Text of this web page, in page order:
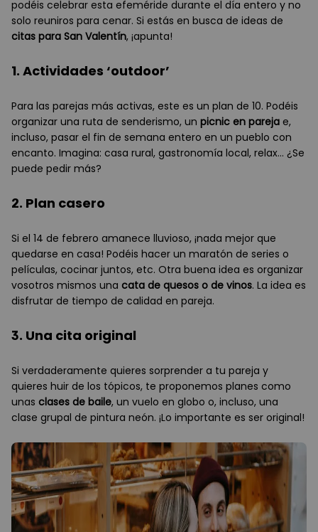
podéis celebrar esta efeméride durante el día entero y no
solo reuniros para cenar. Si estás en busca de ideas de
citas para San Valentín, ¡apunta!
1. Actividades ‘outdoor’
Para las parejas más activas, este es un plan de 10. Podéis
organizar una ruta de senderismo, un picnic en pareja e,
incluso, pasar el fin de semana entero en un pueblo con
encanto. Imagina: casa rural, gastronomía local, relax… ¿Se
puede pedir más?
2. Plan casero
Si el 14 de febrero amanece lluvioso, ¡nada mejor que
quedarse en casa! Podéis hacer un maratón de series o
películas, cocinar juntos, etc. Otra buena idea es organizar
vosotros mismos una cata de quesos o de vinos. La idea es
disfrutar de tiempo de calidad en pareja.
3. Una cita original
Si verdaderamente quieres sorprender a tu pareja y
quieres huir de los tópicos, te proponemos planes como
unas clases de baile, un vuelo en globo o, incluso, una
clase grupal de pintura neón. ¡Lo importante es ser original!